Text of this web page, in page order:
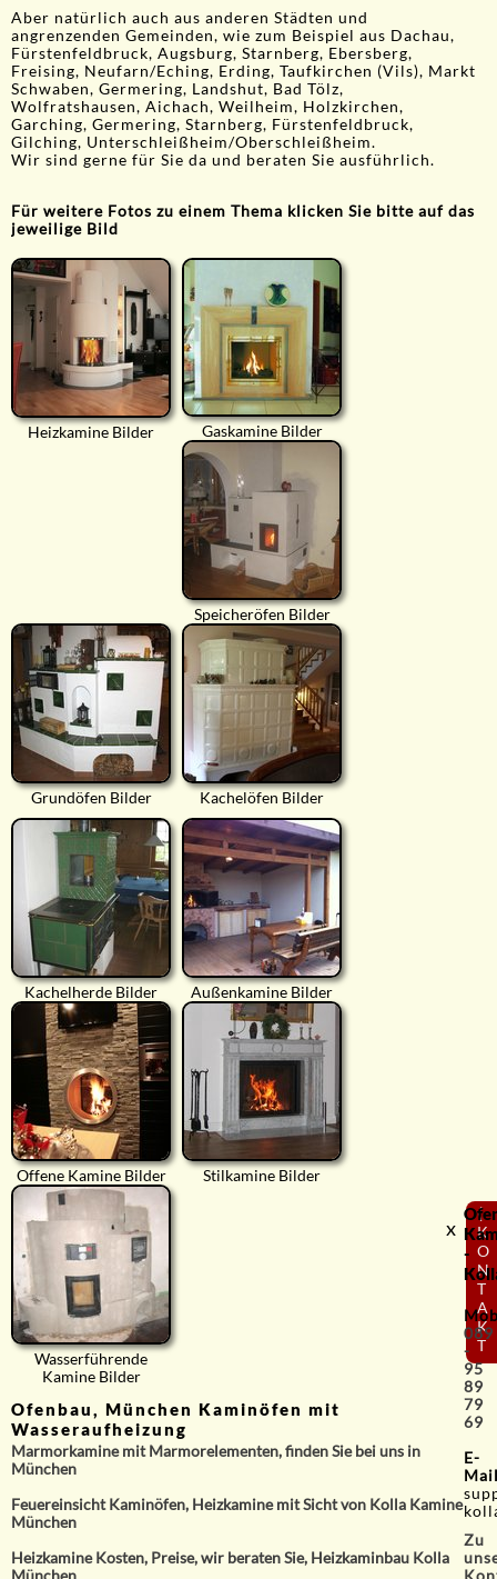
Aber natürlich auch aus anderen Städten und
angrenzenden Gemeinden, wie zum Beispiel aus Dachau,
Fürstenfeldbruck, Augsburg, Starnberg, Ebersberg,
Freising, Neufarn/Eching, Erding, Taufkirchen (Vils), Markt
Schwaben, Germering, Landshut, Bad Tölz,
Wolfratshausen, Aichach, Weilheim, Holzkirchen,
Garching, Germering, Starnberg, Fürstenfeldbruck,
Gilching, Unterschleißheim/Oberschleißheim.
Wir sind gerne für Sie da und beraten Sie ausführlich.
Für weitere Fotos zu einem Thema klicken Sie bitte auf das
jeweilige Bild
Heizkamine Bilder Gaskamine Bilder
Speicheröfen Bilder
Grundöfen Bilder Kachelöfen Bilder
Kachelherde Bilder Außenkamine Bilder
Offene Kamine Bilder Stilkamine Bilder
Wasserführende
Kamine Bilder
Ofenbau, München Kaminöfen mit
Wasseraufheizung
Marmorkamine mit Marmorelementen, finden Sie bei uns in
München
Feuereinsicht Kaminöfen, Heizkamine mit Sicht von Kolla Kamine
München
Heizkamine Kosten, Preise, wir beraten Sie, Heizkaminbau Kolla
⟨
K
O
N
T
A
K
T
-
089
-
95
89
79
69
E-
Zu
x